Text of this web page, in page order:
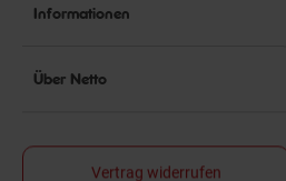
Informationen
Über Netto
Vertrag widerrufen